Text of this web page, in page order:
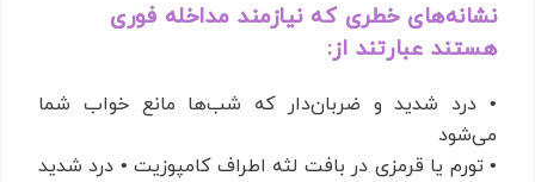
نشانه‌های خطری که نیازمند مداخله فوری
هستند عبارتند از:
• درد شدید و ضربان‌دار که شب‌ها مانع خواب شما
می‌شود
• تورم یا قرمزی در بافت لثه اطراف کامپوزیت • درد شدید